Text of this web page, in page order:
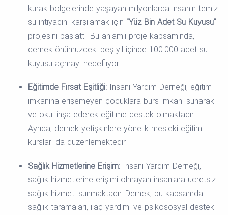
kurak bölgelerinde yaşayan milyonlarca insanın temiz
su ihtiyacını karşılamak için "Yüz Bin Adet Su Kuyusu"
projesini başlattı. Bu anlamlı proje kapsamında,
dernek önümüzdeki beş yıl içinde 100.000 adet su
kuyusu açmayı hedefliyor.
Eğitimde Fırsat Eşitliği: İnsani Yardım Derneği, eğitim
imkanına erişemeyen çocuklara burs imkanı sunarak
ve okul inşa ederek eğitime destek olmaktadır.
Ayrıca, dernek yetişkinlere yönelik mesleki eğitim
kursları da düzenlemektedir.
Sağlık Hizmetlerine Erişim: İnsani Yardım Derneği,
sağlık hizmetlerine erişimi olmayan insanlara ücretsiz
sağlık hizmeti sunmaktadır. Dernek, bu kapsamda
sağlık taramaları, ilaç yardımı ve psikososyal destek